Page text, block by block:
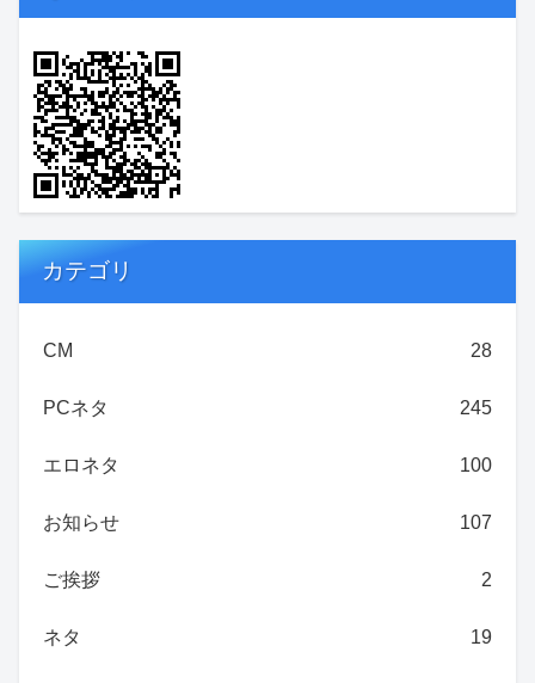
カテゴリ
CM 28
PCネタ 245
エロネタ 100
お知らせ 107
ご挨拶 2
ネタ 19